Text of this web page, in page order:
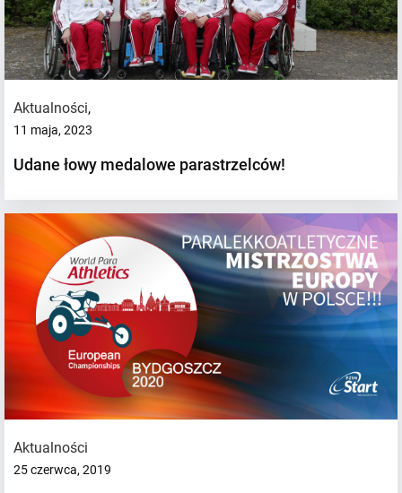
Aktualności,
11 maja, 2023
Udane łowy medalowe parastrzelców!
Aktualności
25 czerwca, 2019